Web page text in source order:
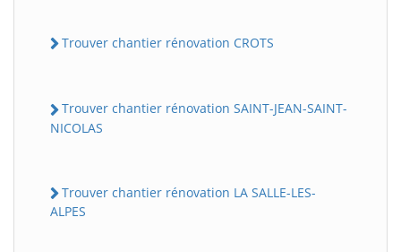
Trouver chantier rénovation CROTS
Trouver chantier rénovation SAINT-JEAN-SAINT-
NICOLAS
Trouver chantier rénovation LA SALLE-LES-
ALPES